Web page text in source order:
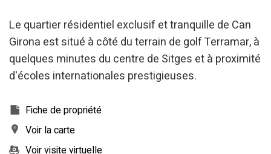
Le quartier résidentiel exclusif et tranquille de Can
Girona est situé à côté du terrain de golf Terramar, à
quelques minutes du centre de Sitges et à proximité
d'écoles internationales prestigieuses.
Fiche de propriété
Voir la carte
Voir visite virtuelle